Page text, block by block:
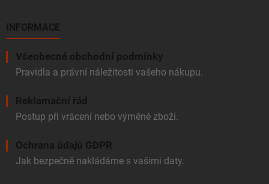
INFORMACE
Všeobecné obchodní podmínky
Pravidla a právní náležitosti vašeho nákupu.
Reklamační řád
Postup při vrácení nebo výměně zboží.
Ochrana údajů GDPR
Jak bezpečně nakládáme s vašimi daty.